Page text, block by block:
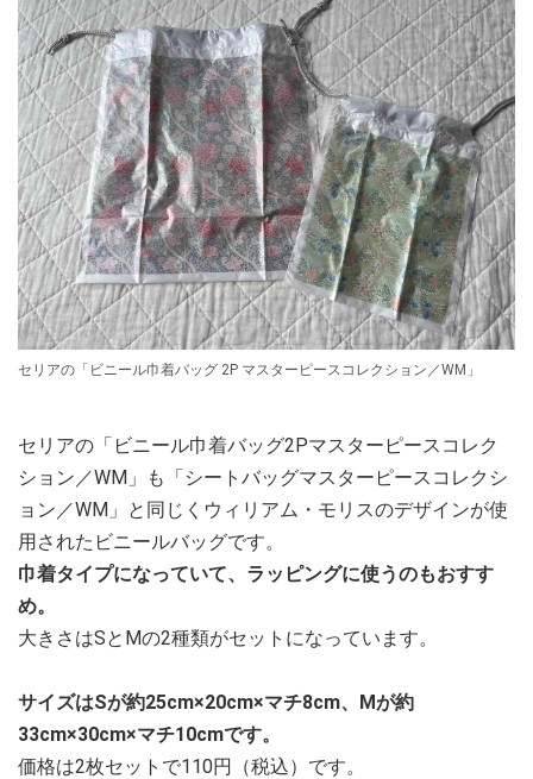
セリアの「ビニール巾着バッグ 2P マスターピースコレクション／WM」
セリアの「ビニール巾着バッグ2Pマスターピースコレク
ション／WM」も「シートバッグマスターピースコレクシ
ョン／WM」と同じくウィリアム・モリスのデザインが使
用されたビニールバッグです。
巾着タイプになっていて、ラッピングに使うのもおすす
め。
大きさはSとMの2種類がセットになっています。
サイズはSが約25cm×20cm×マチ8cm、Mが約
33cm×30cm×マチ10cmです。
価格は2枚セットで110円（税込）です。